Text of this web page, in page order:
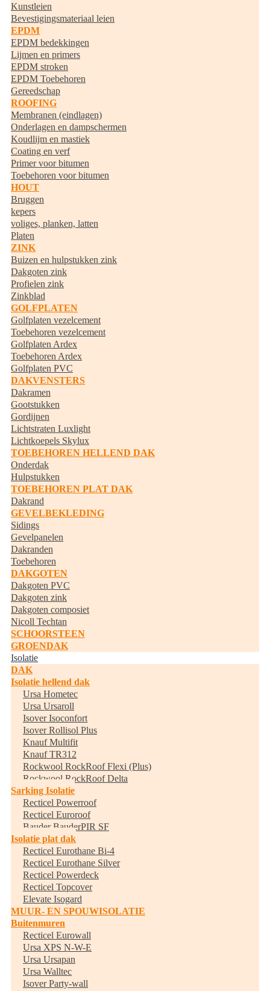
Kunstleien
Bevestigingsmateriaal leien
EPDM
EPDM bedekkingen
Lijmen en primers
EPDM stroken
EPDM Toebehoren
Gereedschap
ROOFING
Membranen (eindlagen)
Onderlagen en dampschermen
Koudlijm en mastiek
Coating en verf
Primer voor bitumen
Toebehoren voor bitumen
HOUT
Bruggen
kepers
voliges, planken, latten
Platen
ZINK
Buizen en hulpstukken zink
Dakgoten zink
Profielen zink
Zinkblad
GOLFPLATEN
Golfplaten vezelcement
Toebehoren vezelcement
Golfplaten Ardex
Toebehoren Ardex
Golfplaten PVC
DAKVENSTERS
Dakramen
Gootstukken
Gordijnen
Lichtstraten Luxlight
Lichtkoepels Skylux
TOEBEHOREN HELLEND DAK
Onderdak
Hulpstukken
TOEBEHOREN PLAT DAK
Dakrand
GEVELBEKLEDING
Sidings
Gevelpanelen
Dakranden
Toebehoren
DAKGOTEN
Dakgoten PVC
Dakgoten zink
Dakgoten composiet
Nicoll Techtan
SCHOORSTEEN
GROENDAK
Isolatie
DAK
Isolatie hellend dak
Ursa Hometec
Ursa Ursaroll
Isover Isoconfort
Isover Rollisol Plus
Knauf Multifit
Knauf TR312
Rockwool RockRoof Flexi (Plus)
Rockwool RockRoof Delta
Sarking Isolatie
Recticel Powerroof
Recticel Euroroof
Bauder BauderPIR SF
Isolatie plat dak
Recticel Eurothane Bi-4
Recticel Eurothane Silver
Recticel Powerdeck
Recticel Topcover
Elevate Isogard
MUUR- EN SPOUWISOLATIE
Buitenmuren
Recticel Eurowall
Ursa XPS N-W-E
Ursa Ursapan
Ursa Walltec
Isover Party-wall